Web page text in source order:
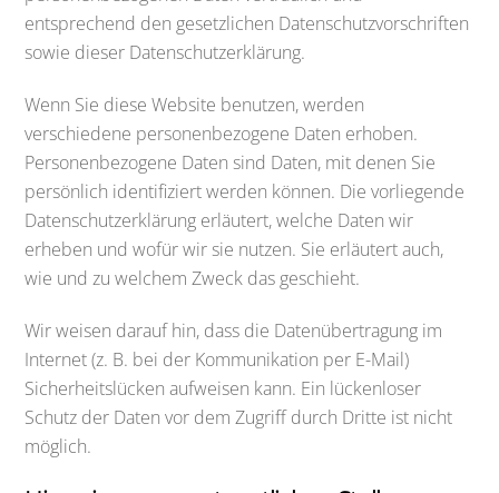
entsprechend den gesetzlichen Datenschutzvorschriften
sowie dieser Datenschutzerklärung.
Wenn Sie diese Website benutzen, werden
verschiedene personenbezogene Daten erhoben.
Personenbezogene Daten sind Daten, mit denen Sie
persönlich identifiziert werden können. Die vorliegende
Datenschutzerklärung erläutert, welche Daten wir
erheben und wofür wir sie nutzen. Sie erläutert auch,
wie und zu welchem Zweck das geschieht.
Wir weisen darauf hin, dass die Datenübertragung im
Internet (z. B. bei der Kommunikation per E-Mail)
Sicherheitslücken aufweisen kann. Ein lückenloser
Schutz der Daten vor dem Zugriff durch Dritte ist nicht
möglich.